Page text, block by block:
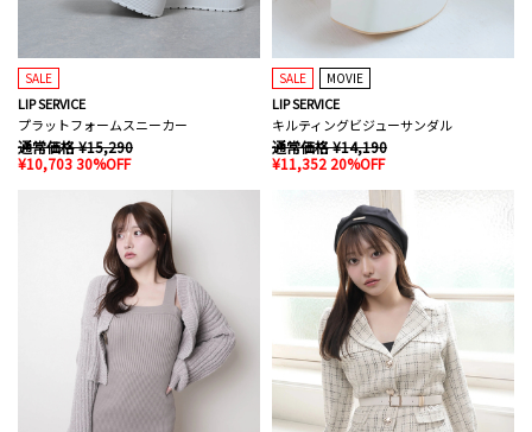
SALE
LIP SERVICE
プラットフォームスニーカー
通常価格 ¥15,290
¥10,703 30%OFF
SALE MOVIE
LIP SERVICE
キルティングビジューサンダル
通常価格 ¥14,190
¥11,352 20%OFF